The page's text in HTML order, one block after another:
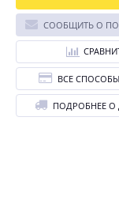
СООБЩИТЬ О
ВСЕ
ПОДРОБНЕЕ О